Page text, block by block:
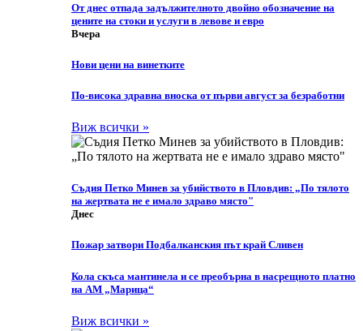
От днес отпада задължителното двойно обозначение на
цените на стоки и услуги в левове и евро
Вчера
Нови цени на винетките
По-висока здравна вноска от първи август за безработни
Виж всички »
Съдия Петко Минев за убийството в Пловдив: „По тялото
на жертвата не е имало здраво място"
Днес
Пожар затвори Подбалканския път край Сливен
Кола скъса мантинела и се преобърна в насрещното платно
на АМ „Марица“
Виж всички »